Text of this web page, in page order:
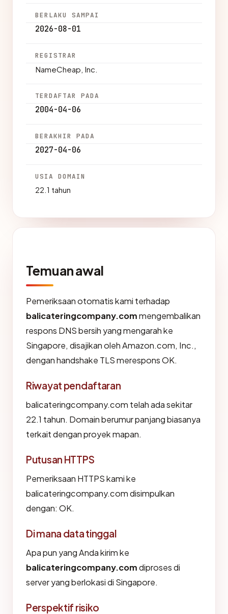
BERLAKU SAMPAI
2026-08-01
REGISTRAR
NameCheap, Inc.
TERDAFTAR PADA
2004-04-06
BERAKHIR PADA
2027-04-06
USIA DOMAIN
22.1 tahun
Temuan awal
Pemeriksaan otomatis kami terhadap
balicateringcompany.commengembalikan
respons DNS bersih yang mengarah ke
Singapore, disajikan oleh Amazon.com, Inc.,
dengan handshake TLS merespons OK.
Riwayat pendaftaran
balicateringcompany.com telah ada sekitar
22.1 tahun. Domain berumur panjang biasanya
terkait dengan proyek mapan.
Putusan HTTPS
Pemeriksaan HTTPS kami ke
balicateringcompany.com disimpulkan
dengan: OK.
Di mana data tinggal
Apa pun yang Anda kirim ke
balicateringcompany.comdiproses di
server yang berlokasi di Singapore.
Perspektif risiko